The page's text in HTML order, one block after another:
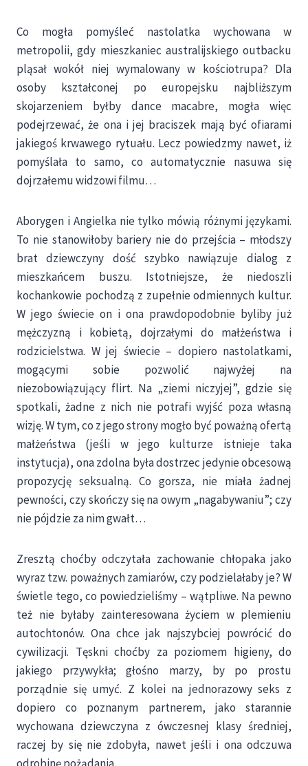
Co mogła pomyśleć nastolatka wychowana w
metropolii, gdy mieszkaniec australijskiego outbacku
pląsał wokół niej wymalowany w kościotrupa? Dla
osoby kształconej po europejsku najbliższym
skojarzeniem byłby dance macabre, mogła więc
podejrzewać, że ona i jej braciszek mają być ofiarami
jakiegoś krwawego rytuału. Lecz powiedzmy nawet, iż
pomyślała to samo, co automatycznie nasuwa się
dojrzałemu widzowi filmu…
Aborygen i Angielka nie tylko mówią różnymi językami.
To nie stanowiłoby bariery nie do przejścia – młodszy
brat dziewczyny dość szybko nawiązuje dialog z
mieszkańcem buszu. Istotniejsze, że niedoszli
kochankowie pochodzą z zupełnie odmiennych kultur.
W jego świecie on i ona prawdopodobnie byliby już
mężczyzną i kobietą, dojrzałymi do małżeństwa i
rodzicielstwa. W jej świecie – dopiero nastolatkami,
mogącymi sobie pozwolić najwyżej na
niezobowiązujący flirt. Na „ziemi niczyjej”, gdzie się
spotkali, żadne z nich nie potrafi wyjść poza własną
wizję. W tym, co z jego strony mogło być poważną ofertą
małżeństwa (jeśli w jego kulturze istnieje taka
instytucja), ona zdolna była dostrzec jedynie obcesową
propozycję seksualną. Co gorsza, nie miała żadnej
pewności, czy skończy się na owym „nagabywaniu”; czy
nie pójdzie za nim gwałt…
Zresztą choćby odczytała zachowanie chłopaka jako
wyraz tzw. poważnych zamiarów, czy podzielałaby je? W
świetle tego, co powiedzieliśmy – wątpliwe. Na pewno
też nie byłaby zainteresowana życiem w plemieniu
autochtonów. Ona chce jak najszybciej powrócić do
cywilizacji. Tęskni choćby za poziomem higieny, do
jakiego przywykła; głośno marzy, by po prostu
porządnie się umyć. Z kolei na jednorazowy seks z
dopiero co poznanym partnerem, jako starannie
wychowana dziewczyna z ówczesnej klasy średniej,
raczej by się nie zdobyła, nawet jeśli i ona odczuwa